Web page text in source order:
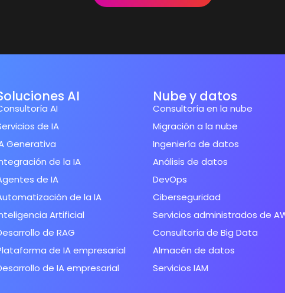
AI
AI
de IA
Generativa
de la IA
de IA
de la IA
Artificial
de RAG
de IA empresarial
de IA empresarial
Nube y datos
Consultoría en la nube
Migración a la nube
Ingeniería de datos
Análisis de datos
DevOps
Ciberseguridad
Servicios administrados de
Consultoría de Big Data
Almacén de datos
Servicios IAM